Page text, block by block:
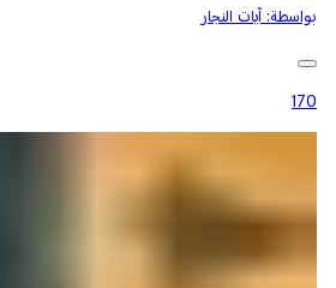
بواسطة: آيات النجار
170